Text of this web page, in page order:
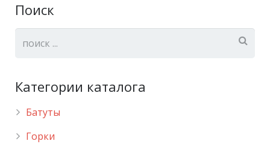
Поиск
Категории каталога
Батуты
Горки